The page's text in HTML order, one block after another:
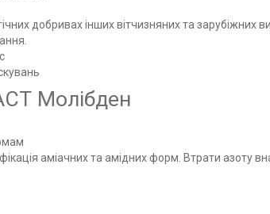
добривах інших вітчизняних та зарубіжних
Молібден
аміачних та амідних форм. Втрати азоту